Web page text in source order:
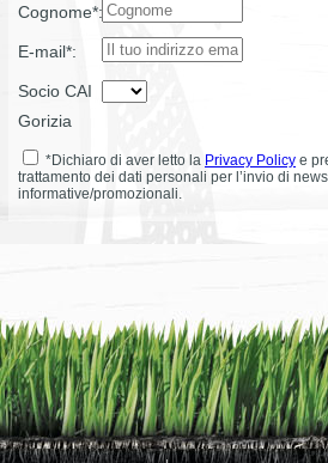
Cognome*:
E-mail*:
Socio CAI
Gorizia
*Dichiaro di aver letto la Privacy Policy e
trattamento dei dati personali per l’invio di
informative/promozionali.